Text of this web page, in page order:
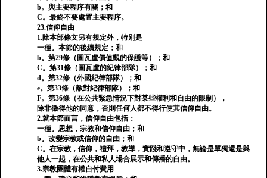
b。與主要程序有關；和
C。最終不要處置主要程序。
23.信仰自由
1.除本部條文另有規定外，特別是─
一種。本節的後續規定；和
b。第29條（圖瓦盧價值觀的保護等）；和
C。第31條（圖瓦盧的紀律部隊）；和
d。第32條（外國紀律部隊）；和
e。第33條（敵對紀律部隊）；和
F。第36條（在公共緊急情況下對某些權利和自由的限制），
除非徵得他的同意，否則任何人都不得行使其信仰自由。
2.就本節而言，信仰自由包括：
一種。思想，宗教和信仰自由；和
b。改變宗教或信仰的自由；和
C。在宗教，信仰，禮拜，教導，實踐和遵守中，無論是單獨還是與
他人一起，在公共和私人場合展示和傳播的自由。
3.宗教團體有權自付費用—